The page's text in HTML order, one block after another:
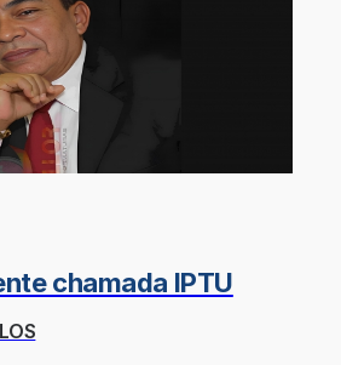
chamada IPTU